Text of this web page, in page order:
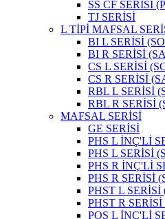
SS CF SERİSİ
TJ SERİSİ
L TİPİ MAFSAL
BI L SERİSİ
BI R SERİSİ
CS L SERİSİ
CS R SERİSİ
RBL L SERİSİ
RBL R SERİSİ
MAFSAL SERİSİ
GE SERİSİ
PHS L İNÇ'Lİ
PHS L SERİSİ
PHS R İNÇ'Lİ
PHS R SERİSİ
PHST L
PHST R
POS L İNÇ'Lİ